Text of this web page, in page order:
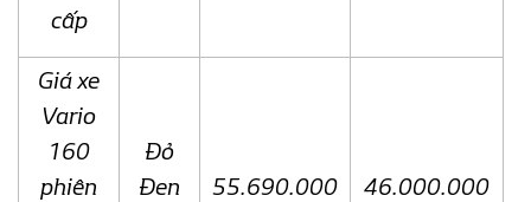
cấp
Giá xe
Vario
160
phiên
Đỏ
Đen
55.690.000 46.000.000